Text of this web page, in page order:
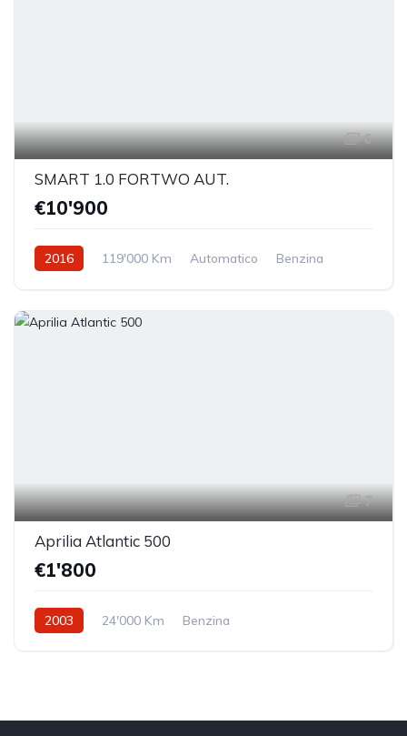
6
SMART 1.0 FORTWO AUT.
€10'900
2016 119'000 Km Automatico
Benzina
7
Aprilia Atlantic 500
€1'800
2003 24'000 Km Benzina